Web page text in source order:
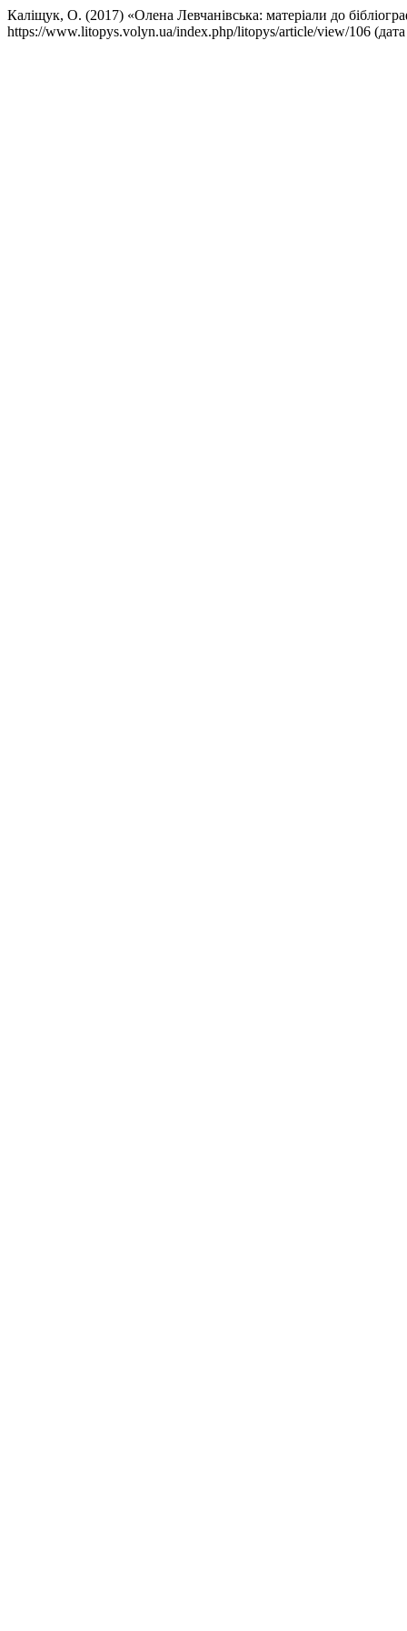
Каліщук, О. (2017) «Олена Левчанівська: матеріали до
https://www.litopys.volyn.ua/index.php/litopys/article/view/106